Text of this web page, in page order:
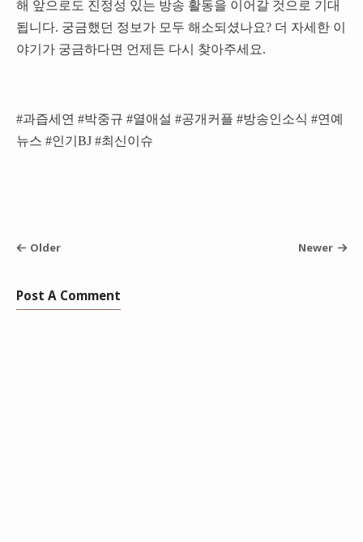
해 앞으로도 진정성 있는 방송 활동을 이어갈 것으로 기대
됩니다. 궁금했던 정보가 모두 해소되셨나요? 더 자세한 이
야기가 궁금하다면 언제든 다시 찾아주세요.
#과즙세연 #박중규 #열애설 #공개커플 #방송인소식 #연예
뉴스 #인기BJ #최신이슈
Older Newer
Post A Comment